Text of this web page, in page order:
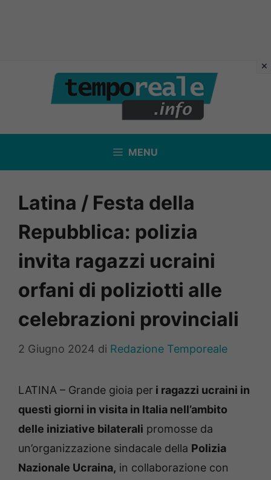
contenuto
MENU
Latina / Festa della
Repubblica: polizia
invita ragazzi ucraini
orfani di poliziotti alle
celebrazioni provinciali
2 Giugno 2024 di Redazione Temporeale
LATINA – Grande gioia per i ragazzi ucraini in
questi giorni in visita in Italia nell’ambito
delle iniziative bilaterali promosse da
un’organizzazione sindacale della Polizia
Nazionale Ucraina, in collaborazione con